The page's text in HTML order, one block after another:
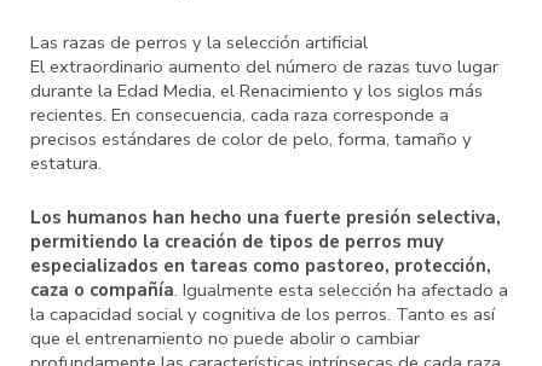
Las razas de perros y la selección artificial
El extraordinario aumento del número de razas tuvo lugar
durante la Edad Media, el Renacimiento y los siglos más
recientes. En consecuencia, cada raza corresponde a
precisos estándares de color de pelo, forma, tamaño y
estatura.
Los humanos han hecho una fuerte presión selectiva,
permitiendo la creación de tipos de perros muy
especializados en tareas como pastoreo, protección,
caza o compañía. Igualmente esta selección ha afectado a
la capacidad social y cognitiva de los perros. Tanto es así
que el entrenamiento no puede abolir o cambiar